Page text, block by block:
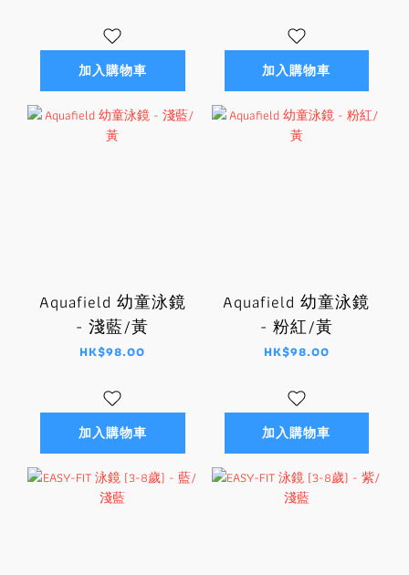
加入購物車 加入購物車
Aquafield 幼童泳鏡
- 淺藍/黃
HK$98.00
加入購物車
Aquafield 幼童泳鏡
- 粉紅/黃
HK$98.00
加入購物車